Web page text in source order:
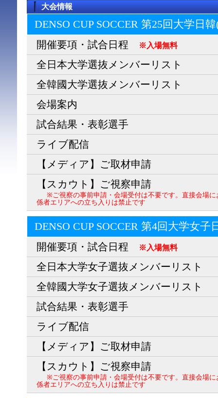
大会情報
DENSO CUP SOCCER 第25回大学日
開催要項・試合日程 ※入場無料
全日本大学選抜メンバーリスト
全韓國大学選抜メンバーリスト
会場案内
試合結果・表彰選手
ライブ配信
【メディア】ご取材申請
【スカウト】ご視察申請
※ご視察の事前申請・会場受付は不要です。直接会場
係者エリアへの立ち入りは禁止です
DENSO CUP SOCCER 第4回大学女子
開催要項・試合日程 ※入場無料
全日本大学女子選抜メンバーリスト
全韓國大学女子選抜メンバーリスト
試合結果・表彰選手
ライブ配信
【メディア】ご取材申請
【スカウト】ご視察申請
※ご視察の事前申請・会場受付は不要です。直接会場
係者エリアへの立ち入りは禁止です